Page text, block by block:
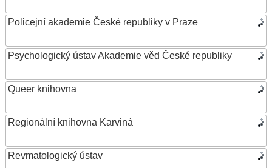
Policejní akademie České republiky v Praze
Psychologický ústav Akademie věd České republiky
Queer knihovna
Regionální knihovna Karviná
Revmatologický ústav